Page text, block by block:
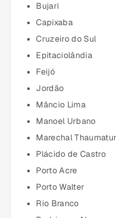
Bujari
Capixaba
Cruzeiro do Sul
Epitaciolândia
Feijó
Jordão
Mâncio Lima
Manoel Urbano
Marechal
Plácido de Castro
Porto Acre
Porto Walter
Rio Branco